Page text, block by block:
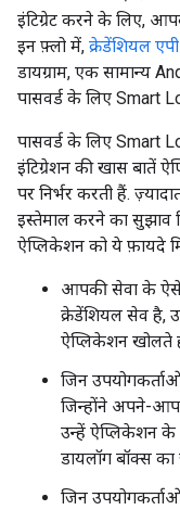
इंटिग्रेट करने के लिए,
इन फ़्लो में, क्रेडेंशियल
डायग्राम, एक सामान्य
पासवर्ड के लिए Smart
पासवर्ड के लिए Smart
इंटिग्रेशन की खास बातें
पर निर्भर करती हैं.
इस्तेमाल करने का सुझाव
ऐप्लिकेशन को ये फ़ायदे
आपकी सेवा के ऐसे
क्रेडेंशियल सेव है,
ऐप्लिकेशन खोलते
जिन
जिन्होंने अपने-आप
उन्हें ऐप्लिकेशन के
डायलॉग बॉक्स का
जिन